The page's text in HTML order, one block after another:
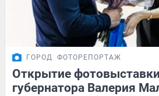
ГОРОД ФОТОРЕПОРТАЖ
Открытие
губернатора Валерия